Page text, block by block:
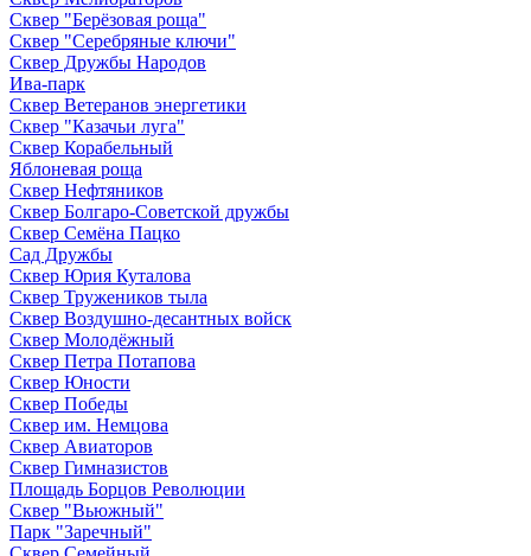
Сквер "Берёзовая роща"
Сквер "Серебряные ключи"
Сквер Дружбы Народов
Ива-парк
Сквер Ветеранов энергетики
Сквер "Казачьи луга"
Сквер Корабельный
Яблоневая роща
Сквер Нефтяников
Сквер Болгаро-Советской дружбы
Сквер Семёна Пацко
Сад Дружбы
Сквер Юрия Куталова
Сквер Тружеников тыла
Сквер Воздушно-десантных войск
Сквер Молодёжный
Сквер Петра Потапова
Сквер Юности
Сквер Победы
Сквер им. Немцова
Сквер Авиаторов
Сквер Гимназистов
Площадь Борцов Революции
Сквер "Вьюжный"
Парк "Заречный"